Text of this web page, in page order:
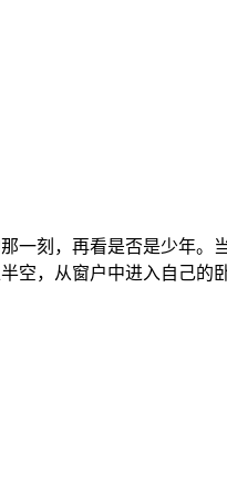
刻，再看是否是少年。
，从窗户中进入自己的